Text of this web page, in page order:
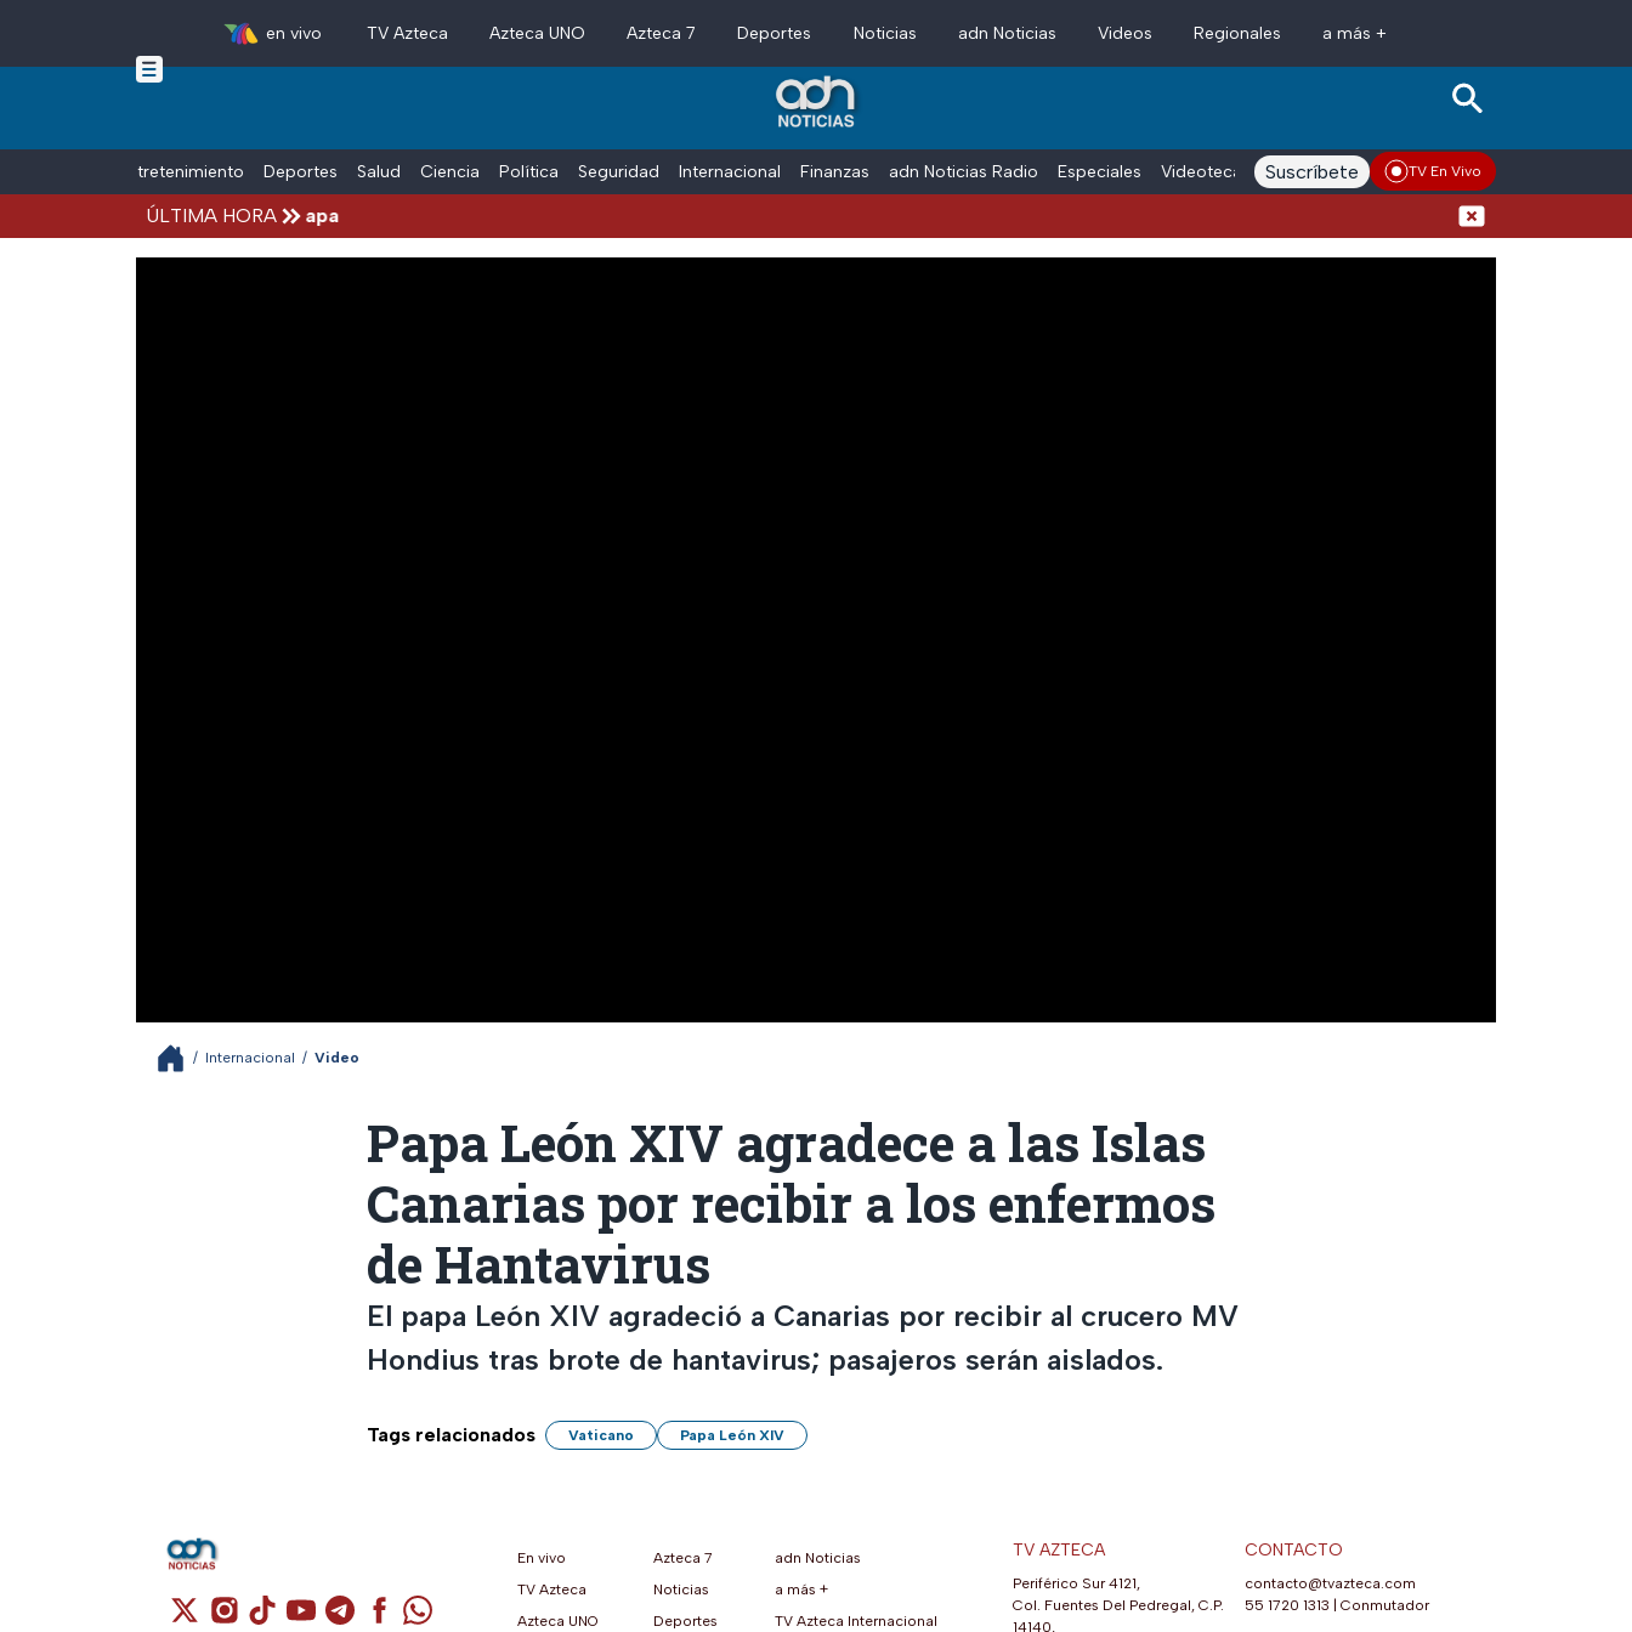
Skip to main content
en vivo TV Azteca Azteca UNO Azteca 7 Deportes Noticias adn Noticias Videos Regionales a más +
Entretenimiento Deportes Salud Ciencia Política Seguridad Internacional Finanzas adn Noticias Radio Especiales Videoteca Conductores Voces adn Noticias
Suscríbete TV En Vivo
ÚLTIMA HORA
por el Caso Ayotzinapa
/ Internacional / Video
Papa León XIV agradece a las Islas
Canarias por recibir a los enfermos
de Hantavirus
El papa León XIV agradeció a Canarias por recibir al crucero MV
Hondius tras brote de hantavirus; pasajeros serán aislados.
Tags relacionados Vaticano Papa León XIV
Cuenta de X / Twitter (se abre en una nueva pestaña)
Cuenta de Instagram (se abre en una nueva pestaña)
Cuenta de TikTok (se abre en una nueva pestaña)
Cuenta de YouTube (se abre en una nueva pestaña)
Cuenta de Telegram (se abre en una nueva pestaña)
Cuenta de Facebook (se abre en una nueva pestaña)
Cuenta de WhatsApp (se abre en una nueva pestaña)
En vivo
TV Azteca
Azteca UNO
Azteca 7
Noticias
Deportes
adn Noticias
a más +
TV Azteca Internacional
TV AZTECA
Periférico Sur 4121,
Col. Fuentes Del Pedregal, C.P.
14140,
CONTACTO
contacto@tvazteca.com
55 1720 1313 | Conmutador